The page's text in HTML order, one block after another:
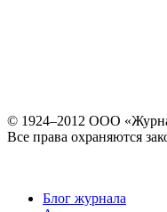
© 1924–2012 ООО
Все права охраняются
Блог журнала